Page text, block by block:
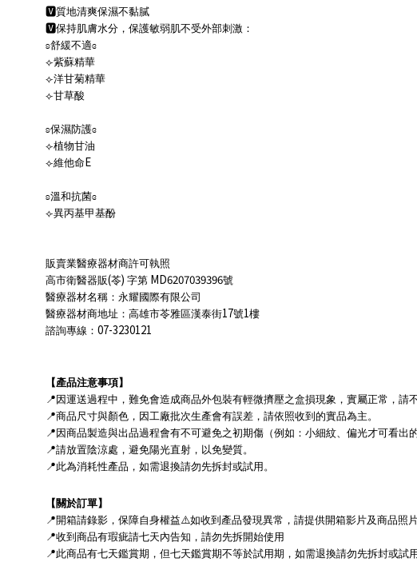
🆅質地清爽保濕不黏膩
🆅保持肌膚水分，保護敏弱肌不受外部刺激：
ʚ舒緩不適ɞ
⟣紫蘇精華
⟣洋甘菊精華
⟣甘草酸
ʚ保濕防護ɞ
⟣植物甘油
⟣維他命E
ʚ溫和抗菌ɞ
⟣異丙基甲基酚
販賣業醫療器材商許可執照
高市衛醫器販(苓) 字第 MD6207039396號
醫療器材名稱：永耀國際有限公司
醫療器材商地址：高雄市苓雅區漢泰街17號1樓
諮詢專線： 07-3230121
【產品注意事項】
📍 因運送過程中，難免會造成商品外包裝有輕微擠壓之盒損現象，實屬正常，請
📍商品尺寸與顏色，因工廠批次生產會有誤差，請依照收到的實品為主。
📍 因商品製造與出品過程會有不可避免之初期傷（例如：小細紋、偏光才可看出
📍請放置陰涼處，避免陽光直射，以免變質。
📍此為消耗性產品，如需退換請勿先拆封或試用。
【關於訂單】
📍開箱請錄影，保障自身權益⚠如收到產品發現異常，請提供開箱影片及商品照
📍收到商品有瑕疵請七天內告知，請勿先拆開始使用
📍此商品有七天鑑賞期，但七天鑑賞期不等於試用期， 如需退換請勿先拆封或試用